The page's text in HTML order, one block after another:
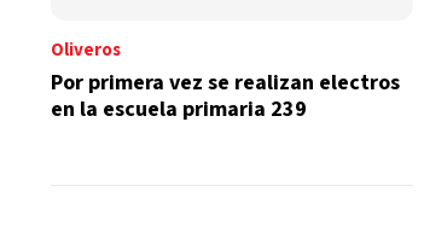
Oliveros
Por primera vez se realizan electros
en la escuela primaria 239